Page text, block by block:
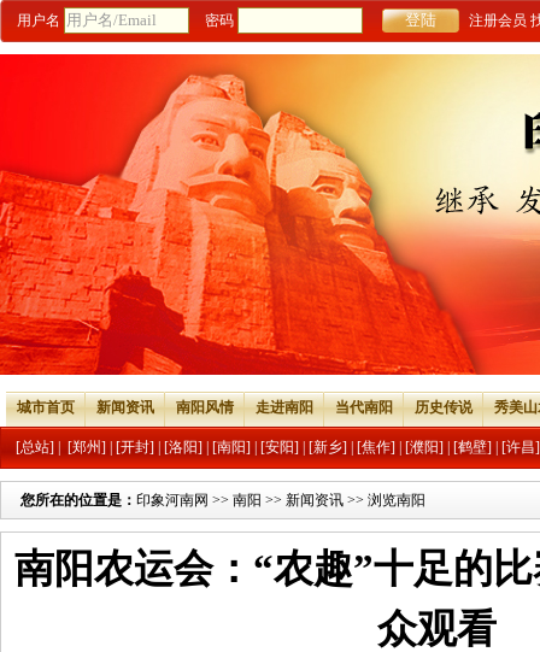
用户名 密码 注册会员
城市首页 新闻资讯 南阳风情 走进南阳 当代南阳 历史传说 秀美
[总站] [郑州] [开封] [洛阳] [南阳] [安阳] [新乡] [焦作] [濮阳] [鹤壁] [许昌]
您所在的位置是： 印象河南网 >> 南阳 >> 新闻资讯 >> 浏览南阳
南阳农运会：“农趣”十足的
众观看